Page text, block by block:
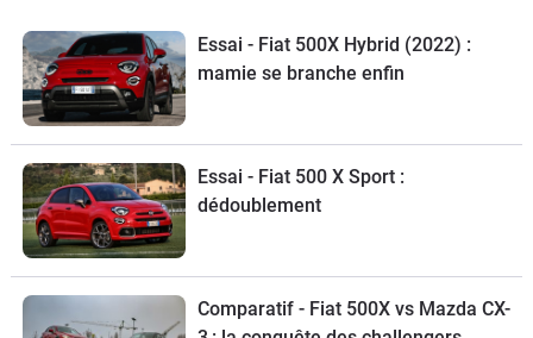
Essai - Fiat 500X Hybrid (2022) :
mamie se branche enfin
Essai - Fiat 500 X Sport :
dédoublement
Comparatif - Fiat 500X vs Mazda CX-